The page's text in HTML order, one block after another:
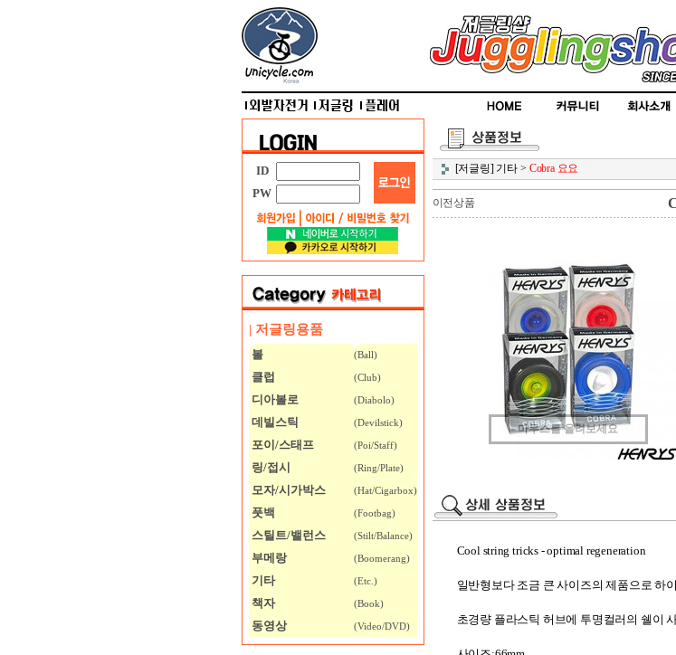
ID
PW
| 저글링용품
볼 (Ball)
클럽 (Club)
디아볼로 (Diabolo)
데빌스틱 (Devilstick)
포이/스태프 (Poi/Staff)
링/접시 (Ring/Plate)
모자/시가박스 (Hat/Cigarbox)
풋백 (Footbag)
스틸트/밸런스 (Stilt/Balance)
부메랑 (Boomerang)
기타 (Etc.)
책자 (Book)
동영상 (Video/DVD)
[저글링] 기타 > Cobra 요요
이전상품
마우스를 올려보세요
Cool string tricks - optimal regeneration
일반형보다 조금 큰 사이즈의 제품으로 하
초경량 플라스틱 허브에 투명컬러의 쉘이